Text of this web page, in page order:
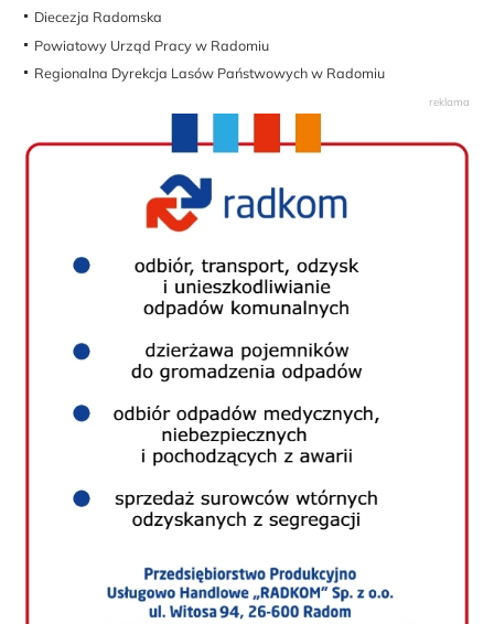
Diecezja Radomska
Powiatowy Urząd Pracy w Radomiu
Regionalna Dyrekcja Lasów Państwowych w Radomiu